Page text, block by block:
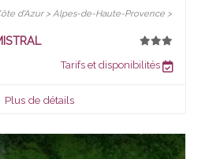
d'Azur > Alpes-de-Haute-Provence >
Tarifs et disponibilités
Plus de détails